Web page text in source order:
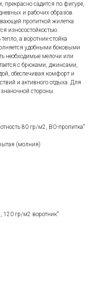
садится по фигуре,
и рабочих образов.
пропиткой жилетка
износостойкостью.
а воротник-стойка
удобными боковыми
необходимые мелочи или
с брюками, джинсами,
обеспечивая комфорт и
и активного отдыха. Для
стороны.
80 гр/м2, ВО-пропитка"
(молния)
120 гр/м2 воротник"